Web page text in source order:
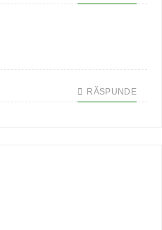
RĂSPUNDE